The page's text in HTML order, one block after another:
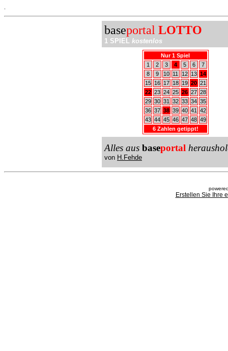
baseportal LOTTO
1 SPIEL kostenlos
Nur 1 Spiel
1
2 3 4 5 6
7
8
9 10 11 12 13 14
15
16 17 18 19 20 21
22 23 24 25 26 27 28
29 30 31 32 33 34 35
36 37 38 39 40 41
42
43 44 45 46 47 48 49
6 Zahlen getippt!
Alles aus baseportal
von H.Fehde
Erstellen Sie Ihre